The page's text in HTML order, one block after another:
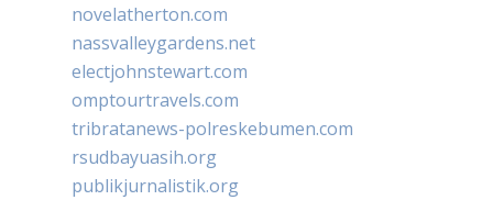
novelatherton.com
nassvalleygardens.net
electjohnstewart.com
omptourtravels.com
tribratanews-polreskebumen.com
rsudbayuasih.org
publikjurnalistik.org